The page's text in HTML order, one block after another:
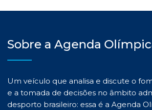
Sobre a Agenda
Um veículo que analisa e discute o
e a tomada de decisões no âmbito
desporto brasileiro: essa é a Agenda